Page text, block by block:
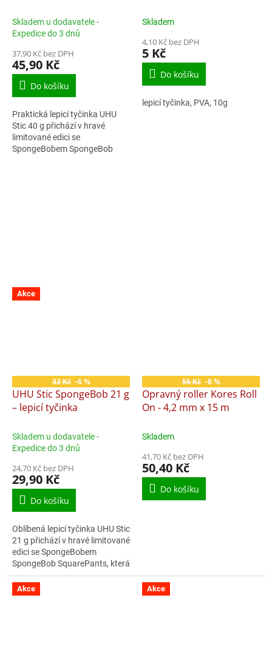
Skladem u dodavatele -
Expedice do 3 dnů
37,90 Kč bez DPH
45,90 Kč
Do košíku
Praktická lepicí tyčinka UHU
Stic 40 g přichází v hravé
limitované edici se
SpongeBobem SpongeBob
Skladem
4,10 Kč bez DPH
5 Kč
Do košíku
lepicí tyčinka, PVA, 10g
Akce
32 Kč –6 %
UHU Stic SpongeBob 21 g
– lepicí tyčinka
Skladem u dodavatele -
Expedice do 3 dnů
24,70 Kč bez DPH
29,90 Kč
Do košíku
Oblíbená lepicí tyčinka UHU Stic
21 g přichází v hravé limitované
edici se SpongeBobem
SpongeBob SquarePants, která
potěší všechny malé i velké
fanoušky tohoto ikonického...
55 Kč –8 %
Opravný roller Kores Roll
On - 4,2 mm x 15 m
Skladem
41,70 Kč bez DPH
50,40 Kč
Do košíku
Akce Akce